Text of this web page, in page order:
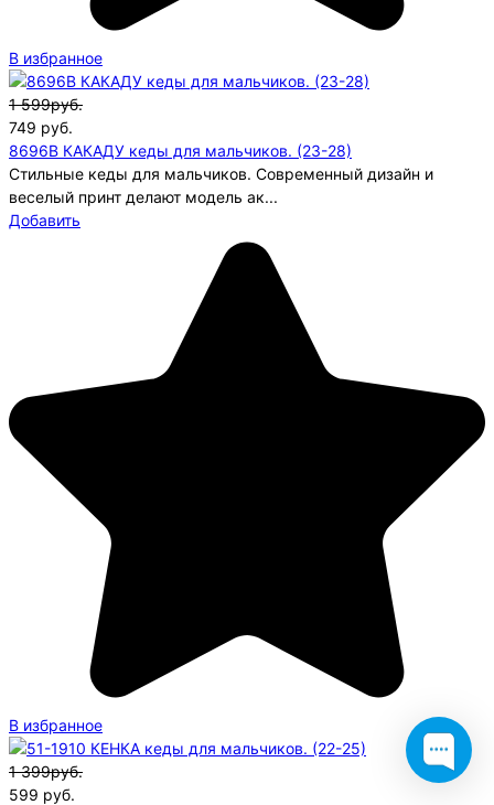
В избранное
1 599руб.
749 руб.
8696B КАКАДУ кеды для мальчиков. (23-28)
Стильные кеды для мальчиков. Современный дизайн и
веселый принт делают модель ак...
Добавить
В избранное
1 399руб.
599 руб.